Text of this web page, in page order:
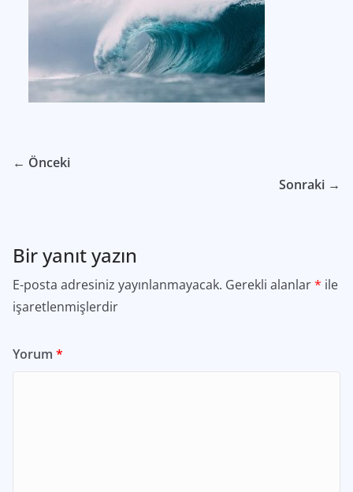
← Önceki
Sonraki →
Bir yanıt yazın
E-posta adresiniz yayınlanmayacak. Gerekli alanlar* ile
işaretlenmişlerdir
Yorum *